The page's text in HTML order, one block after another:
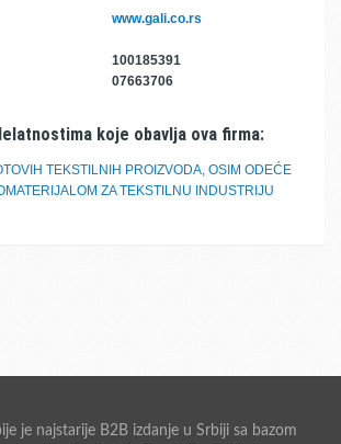
www.gali.co.rs
100185391
07663706
koje obavlja ova firma:
TEKSTILNIH PROIZVODA, OSIM ODEĆE
ZA TEKSTILNU INDUSTRIJU
je najstarije B2B izdanje u Srbiji sa bazom